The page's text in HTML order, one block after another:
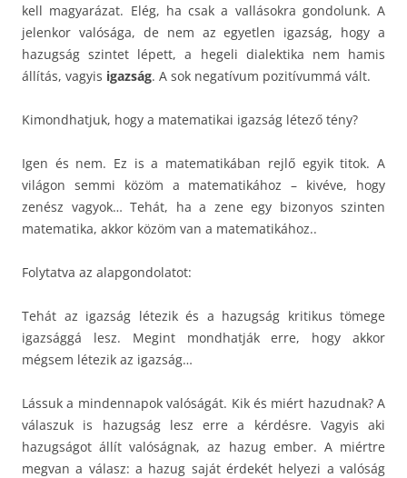
kell magyarázat. Elég, ha csak a vallásokra gondolunk. A
jelenkor valósága, de nem az egyetlen igazság, hogy a
hazugság szintet lépett, a hegeli dialektika nem hamis
állítás, vagyis igazság. A sok negatívum pozitívummá vált.
Kimondhatjuk, hogy a matematikai igazság létező tény?
Igen és nem. Ez is a matematikában rejlő egyik titok. A
világon semmi közöm a matematikához – kivéve, hogy
zenész vagyok… Tehát, ha a zene egy bizonyos szinten
matematika, akkor közöm van a matematikához..
Folytatva az alapgondolatot:
Tehát az igazság létezik és a hazugság kritikus tömege
igazsággá lesz. Megint mondhatják erre, hogy akkor
mégsem létezik az igazság…
Lássuk a mindennapok valóságát. Kik és miért hazudnak? A
válaszuk is hazugság lesz erre a kérdésre. Vagyis aki
hazugságot állít valóságnak, az hazug ember. A miértre
megvan a válasz: a hazug saját érdekét helyezi a valóság